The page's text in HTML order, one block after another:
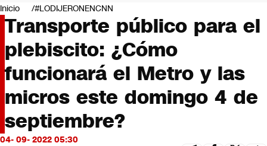
Negocios
Deportes
Programas completos
Cultura
Servicios
Bits
CNN tiempo
Futuro 360
Opinión
Inicio #LODIJERONENCNN
Transporte público para el
plebiscito: ¿Cómo
funcionará el Metro y las
micros este domingo 4 de
septiembre?
04- 09- 2022 05:30